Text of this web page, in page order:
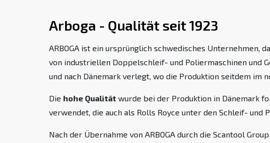
Arboga - Qualität seit 1923
ARBOGA ist ein ursprünglich schwedisches Unternehmen,
von industriellen Doppelschleif- und Poliermaschinen und
und nach Dänemark verlegt, wo die Produktion seitdem im
Die hohe Qualität wurde bei der Produktion in Dänemark
verwendet, die auch als Rolls Royce unter den Schleif- und
Nach der Übernahme von ARBOGA durch die Scantool